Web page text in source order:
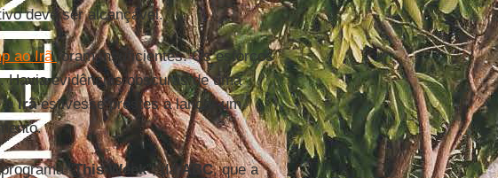
deve ser alcançável.
ao Irãforam insuficientes. Os esforços
Havia evidências obscuras de uma
oIrãestivesse prestes a lançar um
" This Week", daABC, que a